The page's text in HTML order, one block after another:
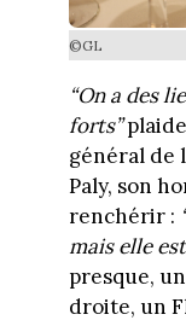
©GL
“On a des
forts”
général de
Paly, son
renchérir :
mais elle
presque,
droite, un